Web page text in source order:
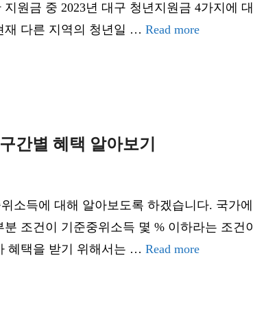
원금 중 2023년 대구 청년지원금 4가지에 대
재 다른 지역의 청년일 … Read more
간별 혜택 알아보기
소득에 대해 알아보도록 하겠습니다. 국가에
조건이 기준중위소득 몇 % 이하라는 조건이
혜택을 받기 위해서는 … Read more